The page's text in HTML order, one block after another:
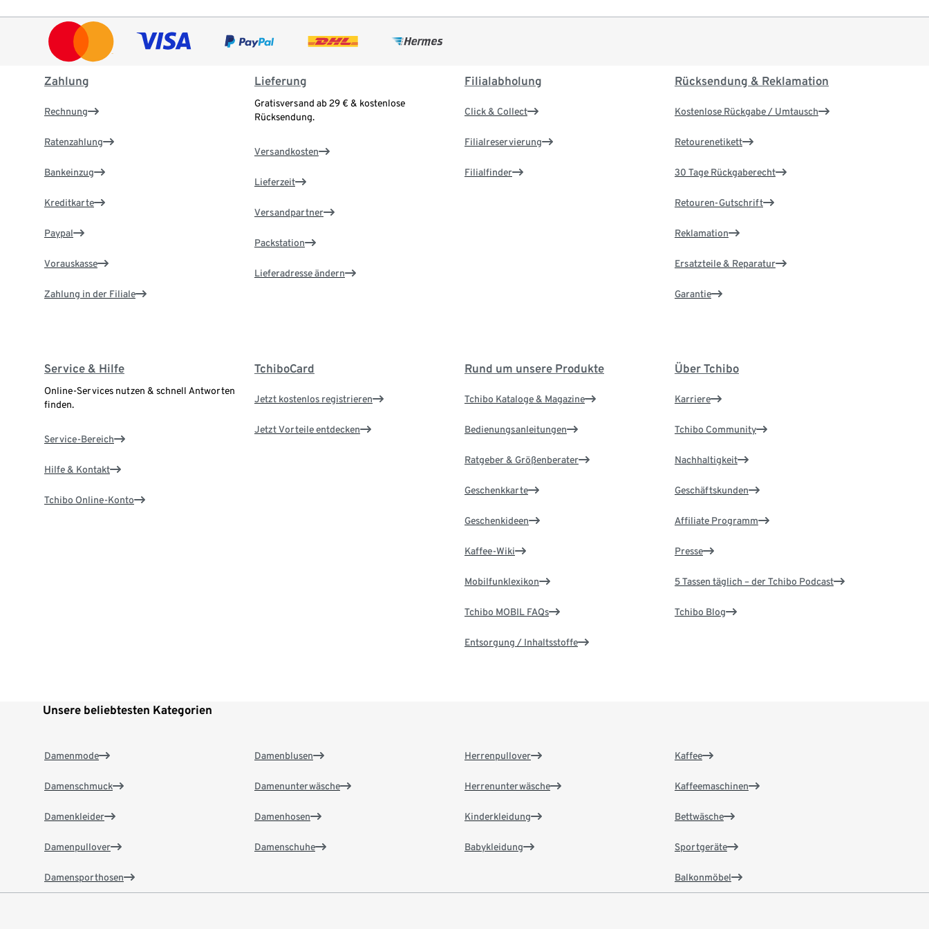
Zahlung
Rechnung
Ratenzahlung
Bankeinzug
Kreditkarte
Paypal
Vorauskasse
Zahlung in der Filiale
Lieferung
Gratisversand ab 29 € & kostenlose
Rücksendung.
Versandkosten
Lieferzeit
Versandpartner
Packstation
Lieferadresse ändern
Filialabholung
Click & Collect
Filialreservierung
Filialfinder
Rücksendung & Reklamation
Kostenlose Rückgabe / Umtausch
Retourenetikett
30 Tage Rückgaberecht
Retouren-Gutschrift
Reklamation
Ersatzteile & Reparatur
Garantie
Service & Hilfe
Online-Services nutzen & schnell Antworten
finden.
Service-Bereich
Hilfe & Kontakt
Tchibo Online-Konto
TchiboCard
Jetzt kostenlos registrieren
Jetzt Vorteile entdecken
Rund um unsere Produkte
Tchibo Kataloge & Magazine
Bedienungsanleitungen
Ratgeber & Größenberater
Geschenkkarte
Geschenkideen
Kaffee-Wiki
Mobilfunklexikon
Tchibo MOBIL FAQs
Entsorgung / Inhaltsstoffe
Über Tchibo
Karriere
Tchibo Community
Nachhaltigkeit
Geschäftskunden
Affiliate Programm
Presse
5 Tassen täglich – der Tchibo Podcast
Tchibo Blog
Unsere beliebtesten Kategorien
Damenmode
Damenschmuck
Damenkleider
Damenpullover
Damensporthosen
Damenblusen
Damenunterwäsche
Damenhosen
Damenschuhe
Herrenpullover
Herrenunterwäsche
Kinderkleidung
Babykleidung
Kaffee
Kaffeemaschinen
Bettwäsche
Sportgeräte
Balkonmöbel